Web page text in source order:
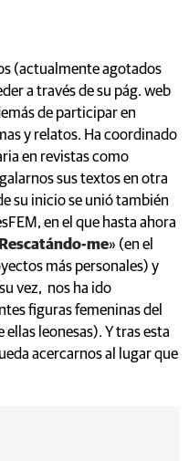
(actualmente agotados
a través de su pág. web
de participar en
y relatos. Ha coordinado
en revistas como
sus textos en otra
su inicio se unió también
en el que hasta ahora
Rescatándo-me» (en el
más personales) y
vez, nos ha ido
figuras femeninas del
leonesas). Y tras esta
acercarnos al lugar que